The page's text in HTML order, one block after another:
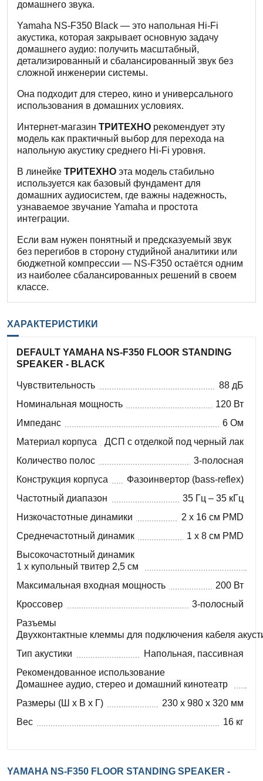
домашнего звука.
Yamaha NS-F350 Black — это напольная Hi-Fi
акустика, которая закрывает основную задачу
домашнего аудио: получить масштабный,
детализированный и сбалансированный звук без
сложной инженерии системы.
Она подходит для стерео, кино и универсального
использования в домашних условиях.
Интернет-магазин ТРИТЕХНО рекомендует эту
модель как практичный выбор для перехода на
напольную акустику среднего Hi-Fi уровня.
В линейке ТРИТЕХНО эта модель стабильно
используется как базовый фундамент для
домашних аудиосистем, где важны надежность,
узнаваемое звучание Yamaha и простота
интеграции.
Если вам нужен понятный и предсказуемый звук
без перегибов в сторону студийной аналитики или
бюджетной компрессии — NS-F350 остаётся одним
из наиболее сбалансированных решений в своем
классе.
ХАРАКТЕРИСТИКИ
DEFAULT YAMAHA NS-F350 FLOOR STANDING
SPEAKER - BLACK
Чувствительность
88 дБ
Номинальная мощность
120 Вт
Импеданс
6 Ом
Материал корпуса
ДСП с отделкой под черный лак
Количество полос
3-полосная
Конструкция корпуса
Фазоинвертор (bass-reflex)
Частотный диапазон
35 Гц – 35 кГц
Низкочастотные динамики
2 x 16 см PMD
Среднечастотный динамик
1 x 8 см PMD
Высокочастотный динамик
1 x купольный твитер 2,5 см
Максимальная входная мощность
200 Вт
Кроссовер
3-полосный
Разъемы
Двухконтактные клеммы для подключения кабеля
Тип акустики
Напольная, пассивная
Рекомендованное использование
Домашнее аудио, стерео и домашний кинотеатр
Размеры (Ш x В x Г)
230 x 980 x 320 мм
Вес
16 кг
YAMAHA NS-F350 FLOOR STANDING SPEAKER -